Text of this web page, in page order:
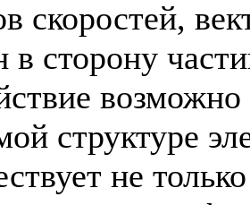
скоростей,
в сторону
структуре
не